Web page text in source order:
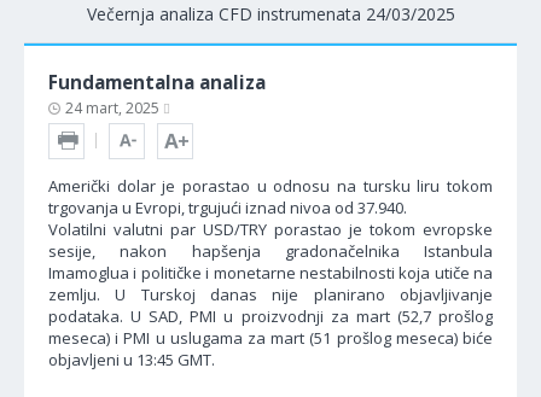
Večernja analiza CFD instrumenata 24/03/2025
Fundamentalna analiza
24 mart, 2025
Američki dolar je porastao u odnosu na tursku liru tokom
trgovanja u Evropi, trgujući iznad nivoa od 37.940.
Volatilni valutni par USD/TRY porastao je tokom evropske
sesije, nakon hapšenja gradonačelnika Istanbula
Imamoglua i političke i monetarne nestabilnosti koja utiče na
zemlju. U Turskoj danas nije planirano objavljivanje
podataka. U SAD, PMI u proizvodnji za mart (52,7 prošlog
meseca) i PMI u uslugama za mart (51 prošlog meseca) biće
objavljeni u 13:45 GMT.